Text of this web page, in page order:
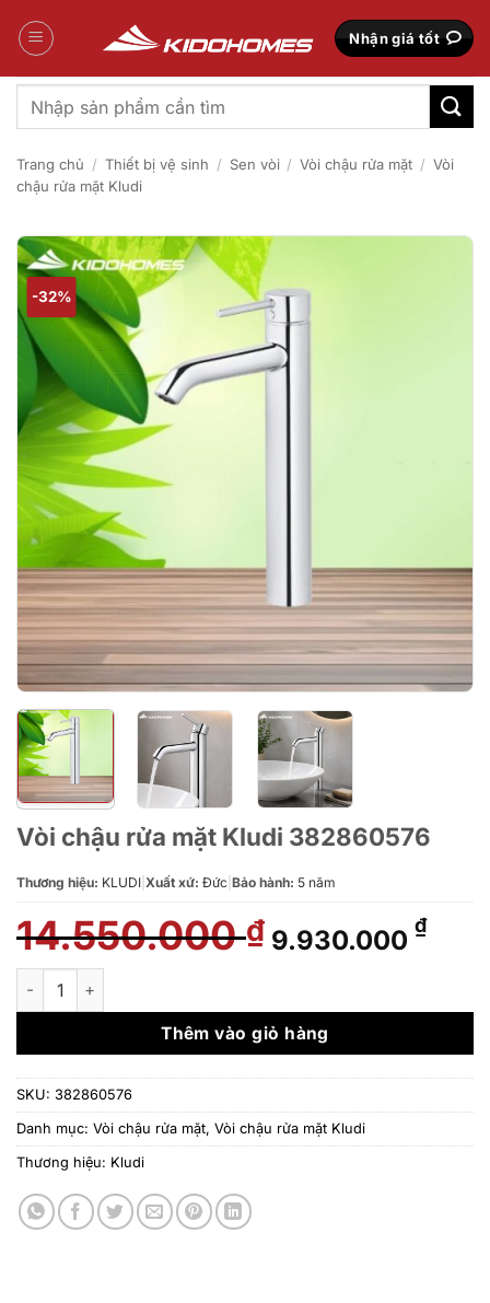
qua
Nhận giá tốt
Tìm
kiếm:
Trang chủ / Thiết bị vệ sinh / Sen vòi / Vòi chậu rửa mặt / Vòi
chậu rửa mặt Kludi
-32%
Vòi chậu rửa mặt Kludi 382860576
Thương hiệu: KLUDI Xuất xứ: Đức Bảo hành: 5 năm
14.550.000₫ Giá
gốc
14.550.000 ₫.
9.930.000 ₫Giá
là:
Vòi chậu rửa mặt Kludi 382860576 số lượng
Thêm vào giỏ hàng
SKU: 382860576
Danh mục: Vòi chậu rửa mặt, Vòi chậu rửa mặt Kludi
Thương hiệu: Kludi